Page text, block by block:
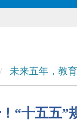
未来五年，教
“十五五